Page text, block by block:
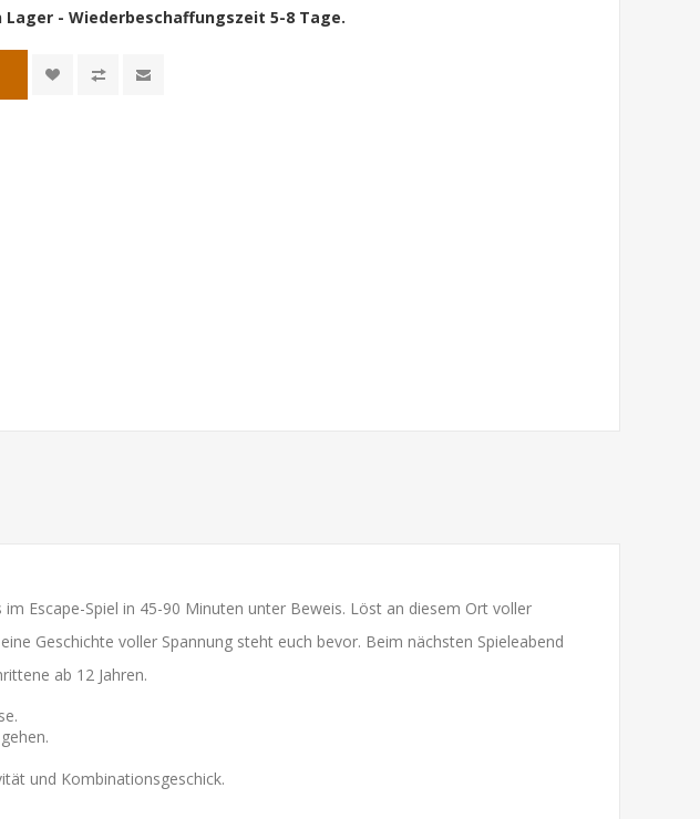
Lager - Wiederbeschaffungszeit 5-8 Tage.
Escape-Spiel in 45-90 Minuten unter Beweis. Löst an diesem Ort voller
Geschichte voller Spannung steht euch bevor. Beim nächsten Spieleabend
ab 12 Jahren.
und Kombinationsgeschick.